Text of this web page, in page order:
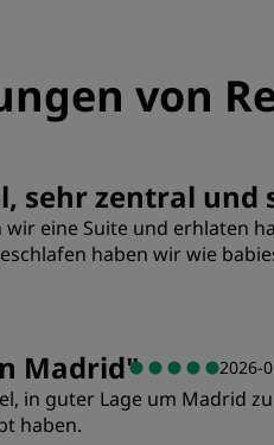
von
sehr zentral und
wir eine Suite und erhlaten
haben wir wie
Madrid" 2026-
in guter Lage um Madrid
haben.